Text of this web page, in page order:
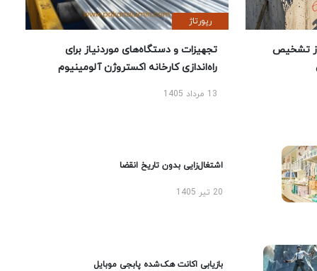
تشخیص
رپورتاژ
تجهیزات و دستگاه‌های موردنیاز برای
راه‌اندازی کارخانه اکستروژن آلومینیوم
13 مرداد 1405
اشتغال‌زایی بدون تاریخ انقضا
20 تیر 1405
بازیابی اکانت هک‌شده پابجی موبایل